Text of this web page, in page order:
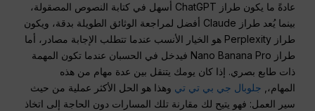
عادةً ما يكون طراز ChatGPT أسهل في كتابة النصوص المصقولة،
بينما يُعد طراز Claude أفضل لمراجعة الوثائق الطويلة بدقة، ويكون
طراز Perplexity هو الخيار الأنسب عندما تتطلب الإجابة مصادر، أما
طراز Nano Banana Pro فيدخل في الحسبان عندما تكون المهمة
ذات طابع بصري. إذا كان يومك يتنقل بين عدة مهام من هذه
المهام،, جلوبال جي بي تي تي وهذا هو الحل الأكثر عملية من حيث
سير العمل: فهو يتيح لك مقارنة تلك المسارات دون الحاجة إلى اتخاذ